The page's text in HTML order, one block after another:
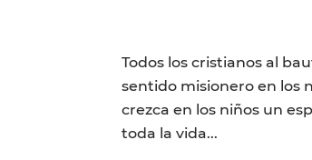
Todos los cristianos al
sentido misionero en los
crezca en los niños un
toda la vida...